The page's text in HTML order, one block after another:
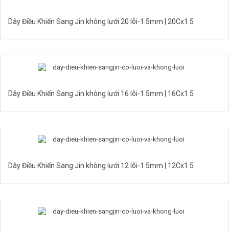
Dây Điều Khiển Sang Jin không lưới 20 lõi-1.5mm | 20Cx1.5
Dây Điều Khiển Sang Jin không lưới 16 lõi-1.5mm | 16Cx1.5
Dây Điều Khiển Sang Jin không lưới 12 lõi-1.5mm | 12Cx1.5